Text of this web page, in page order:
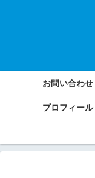
お問い合わせ
プロフィール